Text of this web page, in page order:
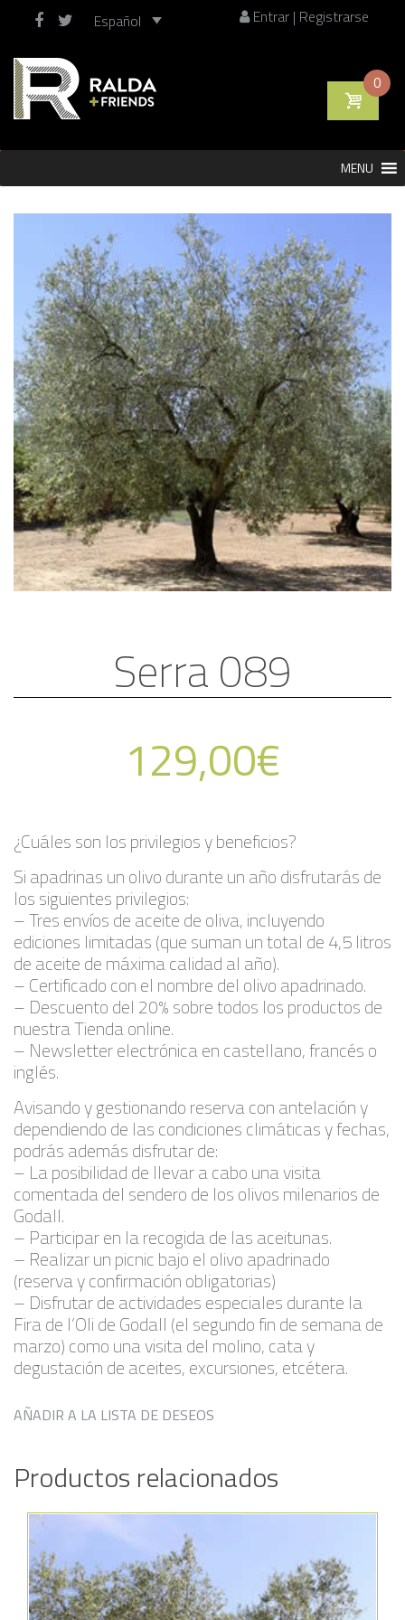
Español Entrar | Registrarse
0
Saltar
MENU
Serra 089
129,00€
¿Cuáles son los privilegios y beneficios?
Si apadrinas un olivo durante un año disfrutarás de
los siguientes privilegios:
– Tres envíos de aceite de oliva, incluyendo
ediciones limitadas (que suman un total de 4,5 litros
de aceite de máxima calidad al año).
– Certificado con el nombre del olivo apadrinado.
– Descuento del 20% sobre todos los productos de
nuestra Tienda online.
– Newsletter electrónica en castellano, francés o
inglés.
Avisando y gestionando reserva con antelación y
dependiendo de las condiciones climáticas y fechas,
podrás además disfrutar de:
– La posibilidad de llevar a cabo una visita
comentada del sendero de los olivos milenarios de
Godall.
– Participar en la recogida de las aceitunas.
– Realizar un picnic bajo el olivo apadrinado
(reserva y confirmación obligatorias)
– Disfrutar de actividades especiales durante la
Fira de l’Oli de Godall (el segundo fin de semana de
marzo) como una visita del molino, cata y
degustación de aceites, excursiones, etcétera.
AÑADIR A LA LISTA DE DESEOS
Productos relacionados
Añadir a la lista de deseos